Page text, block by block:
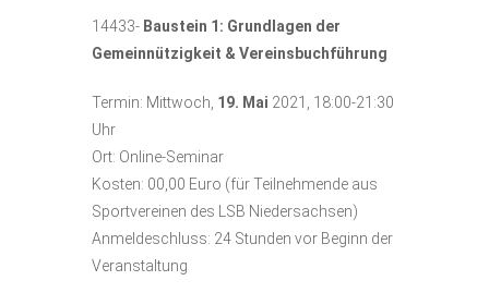
14433- Baustein 1: Grundlagen der
Gemeinnützigkeit & Vereinsbuchführung
Termin: Mittwoch, 19. Mai 2021, 18:00-21:30
Uhr
Ort: Online-Seminar
Kosten: 00,00 Euro (für Teilnehmende aus
Sportvereinen des LSB Niedersachsen)
Anmeldeschluss: 24 Stunden vor Beginn der
Veranstaltung